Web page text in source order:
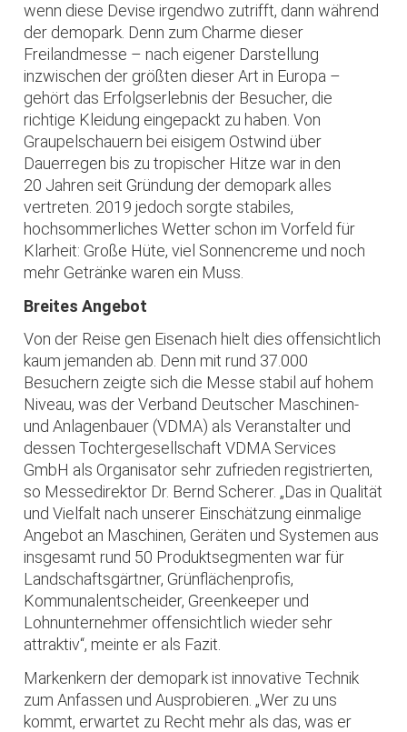
wenn diese Devise irgendwo zutrifft, dann während
der demopark. Denn zum Charme dieser
Freilandmesse – nach eigener Darstellung
inzwischen der größten dieser Art in Europa –
gehört das Erfolgserlebnis der Besucher, die
richtige Kleidung eingepackt zu haben. Von
Graupelschauern bei eisigem Ostwind über
Dauerregen bis zu tropischer Hitze war in den
20 Jahren seit Gründung der demopark alles
vertreten. 2019 jedoch sorgte stabiles,
hochsommerliches Wetter schon im Vorfeld für
Klarheit: Große Hüte, viel Sonnencreme und noch
mehr Getränke waren ein Muss.
Breites Angebot
Von der Reise gen Eisenach hielt dies offensichtlich
kaum jemanden ab. Denn mit rund 37.000
Besuchern zeigte sich die Messe stabil auf hohem
Niveau, was der Verband Deutscher Maschinen-
und Anlagenbauer (VDMA) als Veranstalter und
dessen Tochtergesellschaft VDMA Services
GmbH als Organisator sehr zufrieden registrierten,
so Messedirektor Dr. Bernd Scherer. „Das in Qualität
und Vielfalt nach unserer Einschätzung einmalige
Angebot an Maschinen, Geräten und Systemen aus
insgesamt rund 50 Produktsegmenten war für
Landschaftsgärtner, Grünflächenprofis,
Kommunalentscheider, Greenkeeper und
Lohnunternehmer offensichtlich wieder sehr
attraktiv“, meinte er als Fazit.
Markenkern der demopark ist innovative Technik
zum Anfassen und Ausprobieren. „Wer zu uns
kommt, erwartet zu Recht mehr als das, was er